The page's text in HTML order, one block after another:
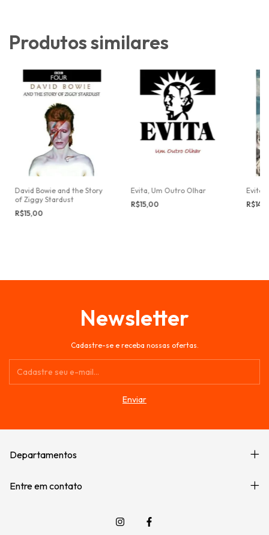
Produtos similares
David Bowie and the Story
of Ziggy Stardust
R$15,00
Evita, Um Outro Olhar
R$15,00
Evita
Newsletter
Cadastre-se e receba nossas ofertas.
Departamentos
Entre em contato